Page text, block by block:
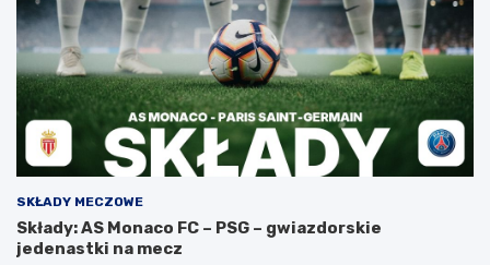
SKŁADY MECZOWE
Składy: AS Monaco FC – PSG – gwiazdorskie
jedenastki na mecz